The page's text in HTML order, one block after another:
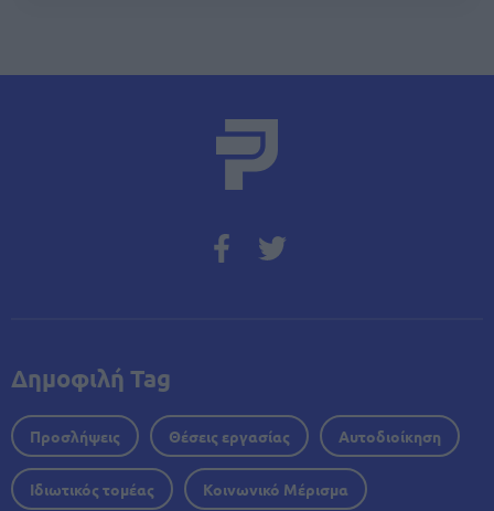
Δημοφιλή Tag
Προσλήψεις Θέσεις εργασίας Αυτοδιοίκηση
Ιδιωτικός τομέας Κοινωνικό Μέρισμα